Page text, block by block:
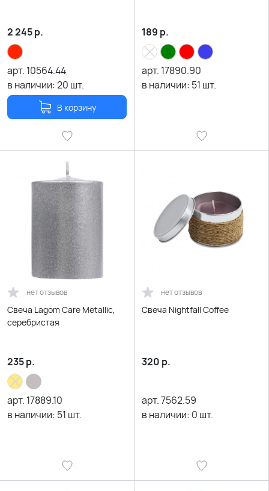
2 245р.
арт. 10564.44
в наличии:20 шт.
В корзину
189 р.
арт. 17890.90
в наличии: 51 шт.
нет отзывов
Свеча Lagom Care Metallic,
серебристая
235р.
арт. 17889.10
в наличии: 51 шт.
нет отзывов
Свеча Nightfall Coffee
320 р.
арт.7562.59
в наличии: 0 шт.